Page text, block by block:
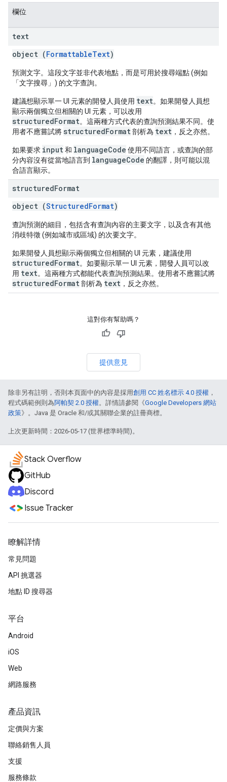
欄位
text
object (FormattableText)
預測文字。這段文字並非代表地點，而是可用於搜尋端點 (例如
「文字搜尋」) 的文字查詢。
建議想顯示單一 UI 元素的開發人員使用 text。如果開發人員想
顯示兩個獨立但相關的 UI 元素，可以改用
structuredFormat。這兩種方式代表的查詢預測結果不同。使
用者不應嘗試將 structuredFormat剖析為 text ，反之亦然。
如果要求 input和 languageCode 使用不同語言，或查詢的部
分內容沒有從當地語言到 languageCode 的翻譯，則可能以混
合語言顯示。
structuredFormat
object (StructuredFormat)
查詢預測的細目，包括含有查詢內容的主要文字，以及含有其他
消歧特徵 (例如城市或區域) 的次要文字。
如果開發人員想顯示兩個獨立但相關的 UI 元素，建議使用
structuredFormat。如要顯示單一 UI 元素，開發人員可以改
用 text。這兩種方式都能代表查詢預測結果。使用者不應嘗試將
structuredFormat剖析為 text ，反之亦然。
這對你有幫助嗎？
提供意見
除非另有註明，否則本頁面中的內容是採用創用 CC 姓名標示 4.0 授權 ，
程式碼範例則為阿帕契 2.0 授權。詳情請參閱《Google Developers 網站
政策》。Java 是 Oracle 和/或其關聯企業的註冊商標。
上次更新時間：2026-05-17 (世界標準時間)。
Stack Overflow
GitHub
Discord
Issue Tracker
瞭解詳情
常見問題
API 挑選器
地點 ID 搜尋器
平台
Android
iOS
Web
網路服務
產品資訊
定價與方案
聯絡銷售人員
支援
服務條款